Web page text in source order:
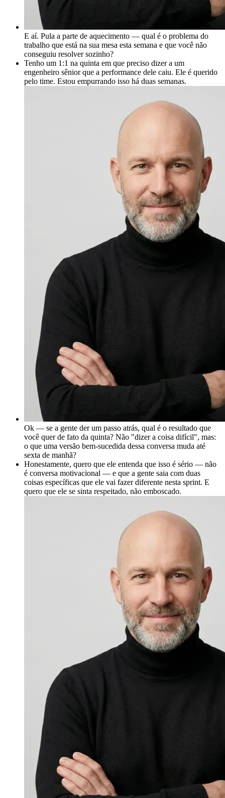
E aí. Pula a parte de aquecimento — qual é o problema do
trabalho que está na sua mesa esta semana e que você não
conseguiu resolver sozinho?
Tenho um 1:1 na quinta em que preciso dizer a um
engenheiro sênior que a performance dele caiu. Ele é querido
pelo time. Estou empurrando isso há duas semanas.
Ok — se a gente der um passo atrás, qual é o resultado que
você quer de fato da quinta? Não "dizer a coisa difícil", mas:
o que uma versão bem-sucedida dessa conversa muda até
sexta de manhã?
Honestamente, quero que ele entenda que isso é sério — não
é conversa motivacional — e que a gente saia com duas
coisas específicas que ele vai fazer diferente nesta sprint. E
quero que ele se sinta respeitado, não emboscado.